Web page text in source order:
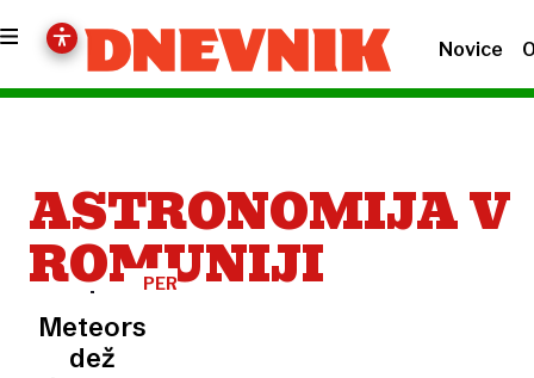
Novice
ASTRONOMIJA V
ROMUNIJI
PERZEIDI
Meteorski
dež